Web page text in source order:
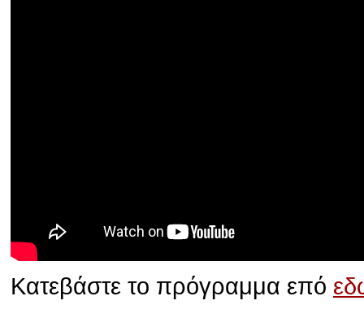
Κατεβάστε το πρόγραμμα επό